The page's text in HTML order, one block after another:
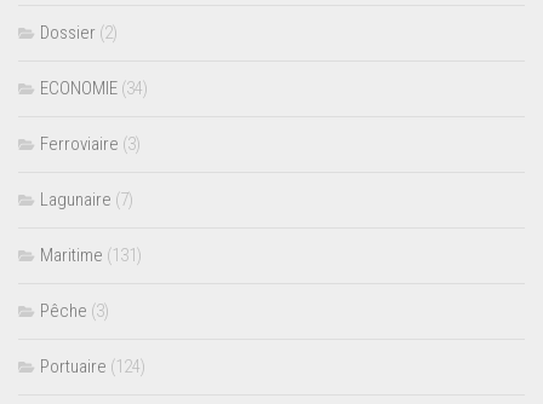
Dossier (2)
ECONOMIE (34)
Ferroviaire (3)
Lagunaire (7)
Maritime (131)
Pêche (3)
Portuaire (124)